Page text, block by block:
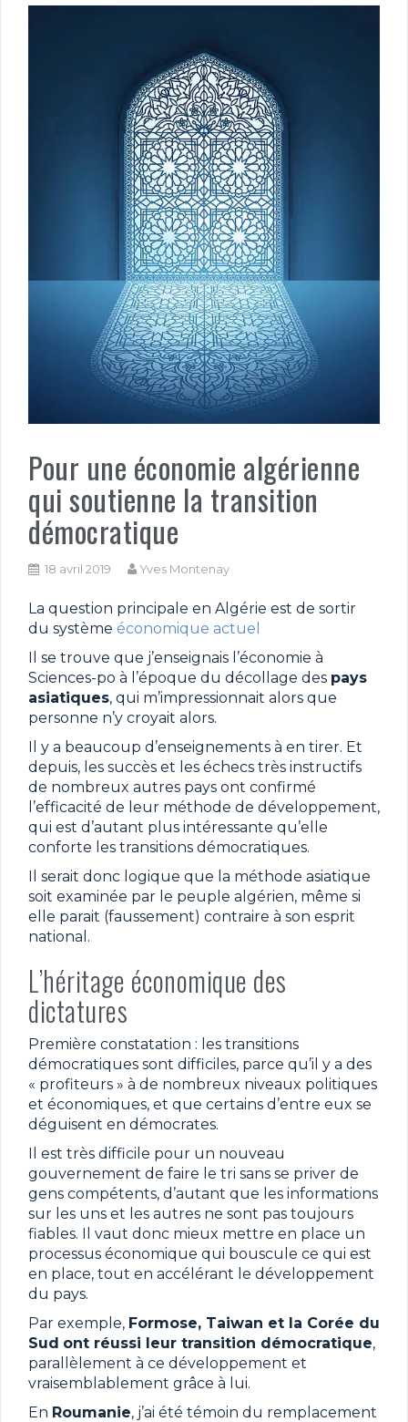
Pour une économie algérienne
qui soutienne la transition
démocratique
18 avril 2019 Yves Montenay
La question principale en Algérie est de sortir
du système économique actuel
Il se trouve que j’enseignais l’économie à
Sciences-po à l’époque du décollage des pays
asiatiques, qui m’impressionnait alors que
personne n’y croyait alors.
Il y a beaucoup d’enseignements à en tirer. Et
depuis, les succès et les échecs très instructifs
de nombreux autres pays ont confirmé
l’efficacité de leur méthode de développement,
qui est d’autant plus intéressante qu’elle
conforte les transitions démocratiques.
Il serait donc logique que la méthode asiatique
soit examinée par le peuple algérien, même si
elle parait (faussement) contraire à son esprit
national.
L’héritage économique des
dictatures
Première constatation : les transitions
démocratiques sont difficiles, parce qu’il y a des
« profiteurs » à de nombreux niveaux politiques
et économiques, et que certains d’entre eux se
déguisent en démocrates.
Il est très difficile pour un nouveau
gouvernement de faire le tri sans se priver de
gens compétents, d’autant que les informations
sur les uns et les autres ne sont pas toujours
fiables. Il vaut donc mieux mettre en place un
processus économique qui bouscule ce qui est
en place, tout en accélérant le développement
du pays.
Par exemple, Formose, Taiwan et la Corée du
Sud ont réussi leur transition démocratique,
parallèlement à ce développement et
vraisemblablement grâce à lui.
En Roumanie, j’ai été témoin du remplacement